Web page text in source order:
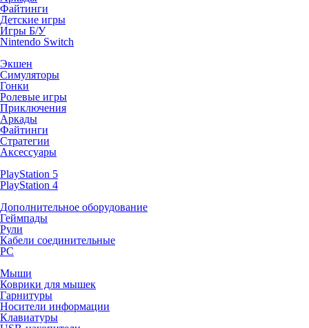
Файтинги
Детские игры
Игры Б/У
Nintendo Switch
Экшен
Симуляторы
Гонки
Ролевые игры
Приключения
Аркады
Файтинги
Стратегии
Аксессуары
PlayStation 5
PlayStation 4
Дополнительное оборудование
Геймпады
Рули
Кабели соединительные
PC
Мыши
Коврики для мышек
Гарнитуры
Носители информации
Клавиатуры